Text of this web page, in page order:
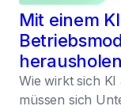
Mit einem
herausholen
Wie wirkt sich
müssen sich